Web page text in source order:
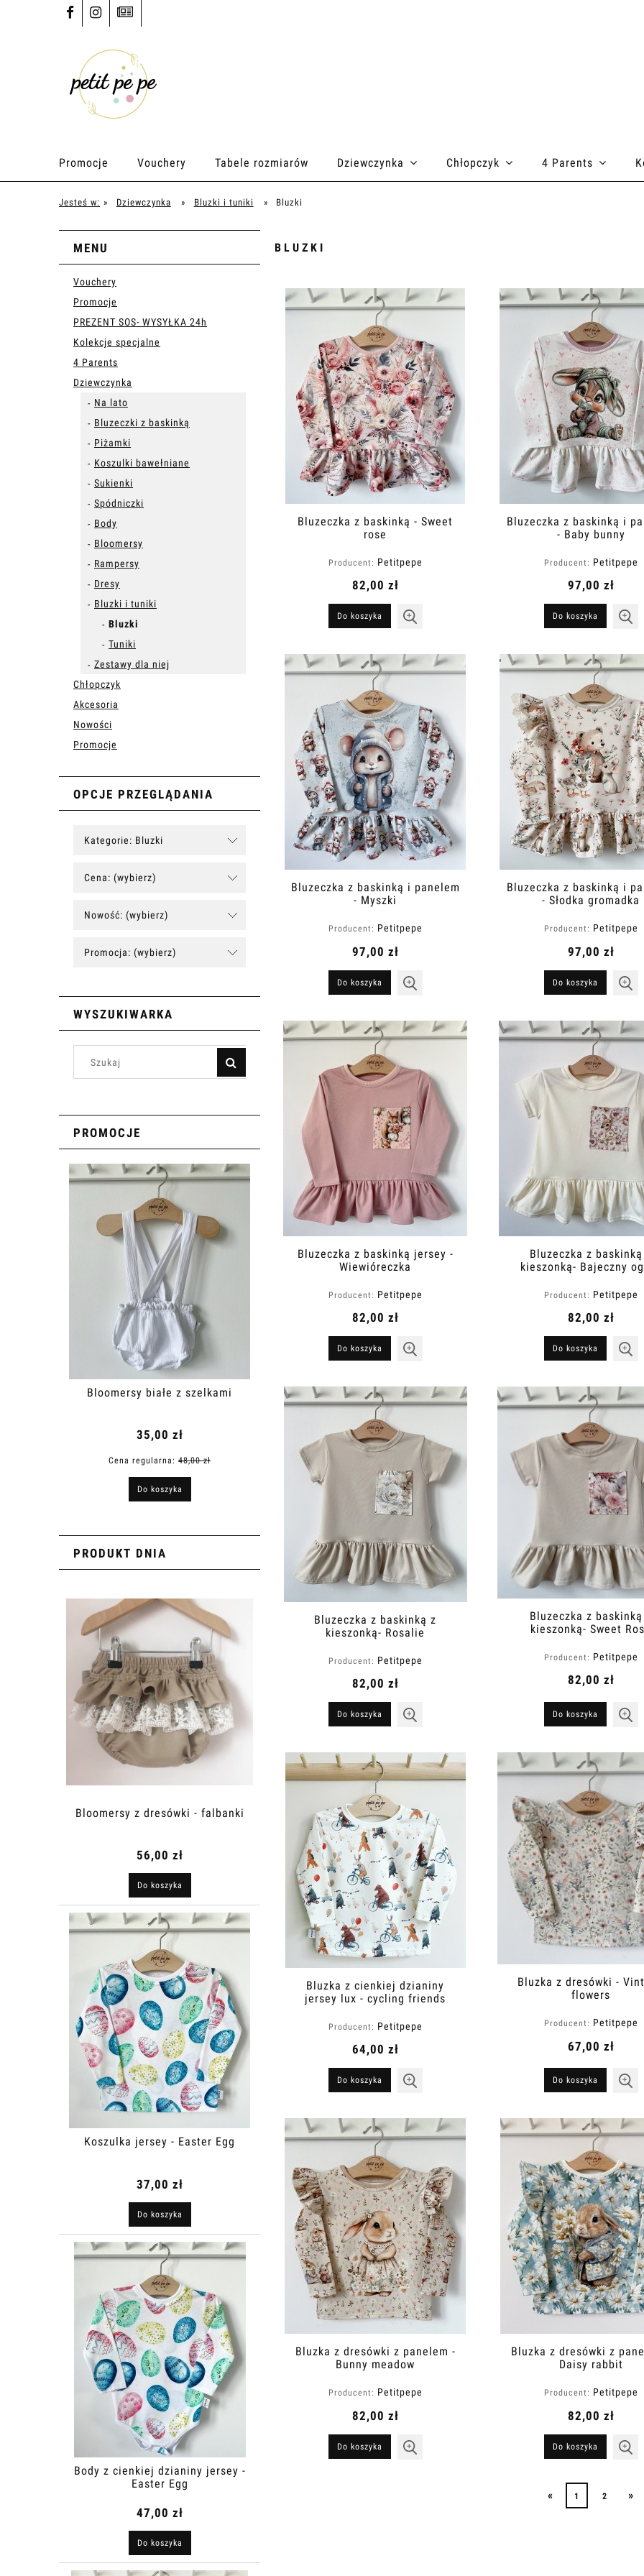
Promocje Vouchery Tabele rozmiarów Dziewczynka Chłopczyk 4 Parents
Jesteś w: » Dziewczynka » Bluzki i tuniki » Bluzki
MENU
Vouchery
Promocje
PREZENT SOS- WYSYŁKA 24h
Kolekcje specjalne
4 Parents
Dziewczynka
Na lato
Bluzeczki z baskinką
Piżamki
Koszulki bawełniane
Sukienki
Spódniczki
Body
Bloomersy
Rampersy
Dresy
Bluzki i tuniki
Bluzki
Tuniki
Zestawy dla niej
Chłopczyk
Akcesoria
Nowości
Promocje
OPCJE PRZEGLĄDANIA
Kategorie: Bluzki
Cena: (wybierz)
Nowość: (wybierz)
Promocja: (wybierz)
WYSZUKIWARKA
PROMOCJE
Bloomersy białe z szelkami
35,00 zł
Cena regularna: 48,00 zł
Do koszyka
Bloomersy falbanka
35,00 zł
Do koszyka
Body z cienkiej dzianiny jersey
adenium
39,00 zł
Cena regularna: 47,00 zł
PRODUKT DNIA
Bloomersy z dresówki - falbanki
56,00 zł
Do koszyka
Koszulka jersey - Easter Egg
37,00 zł
Do koszyka
Body z cienkiej dzianiny jersey -
Easter Egg
47,00 zł
Do koszyka
BLUZKI
Bluzeczka z baskinką - Sweet
rose
Producent: Petitpepe
82,00 zł
Do koszyka
Bluzeczka z baskinką i
- Baby bunny
Producent: Petitpepe
97,00 zł
Do koszyka
Bluzeczka z baskinką i panelem
- Myszki
Producent: Petitpepe
97,00 zł
Do koszyka
Bluzeczka z baskinką i
- Słodka gromadka
Producent: Petitpepe
97,00 zł
Do koszyka
Bluzeczka z baskinką jersey -
Wiewióreczka
Producent: Petitpepe
82,00 zł
Do koszyka
Bluzeczka z
kieszonką- Bajeczny
Producent: Petitpepe
82,00 zł
Do koszyka
Bluzeczka z baskinką z
kieszonką- Rosalie
Producent: Petitpepe
82,00 zł
Do koszyka
Bluzeczka z
kieszonką- Sweet
Producent: Petitpepe
82,00 zł
Do koszyka
Bluzka z cienkiej dzianiny
jersey lux - cycling friends
Producent: Petitpepe
64,00 zł
Do koszyka
Bluzka z dresówki -
flowers
Producent: Petitpepe
67,00 zł
Do koszyka
Bluzka z dresówki z panelem -
Bunny meadow
Producent: Petitpepe
82,00 zł
Do koszyka
Bluzka z dresówki z
Daisy rabbit
Producent: Petitpepe
82,00 zł
Do koszyka
« 1 2 »